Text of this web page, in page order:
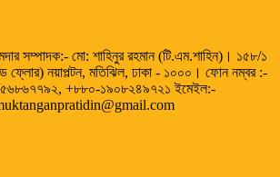
সম্পাদক:- মো: শাহিনুর রহমান (টি.এম.শাহিন)। ১৫৮/১
ফ্লোর) নয়াপল্টন, মতিঝিল, ঢাকা - ১০০০। ফোন নম্বর :-
+৮৮০-১৯০৮২৪৯৭২১ ইমেইল:-